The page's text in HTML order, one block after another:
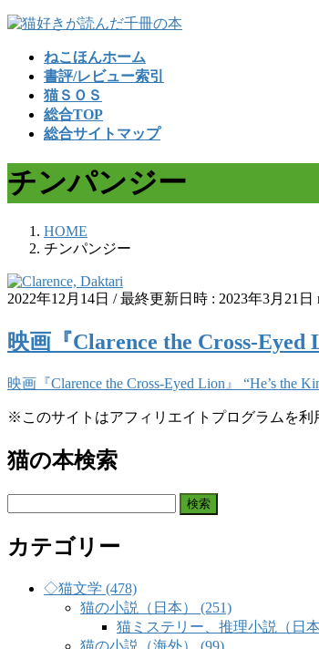
コ
ッ
プ
ナ
移
動
ねこほんホーム
書評/レビュー索引
猫ＳＯＳ
総合TOP
総合サイトマップ
チンパンジー
HOME
チンパンジー
2022年12月14日 / 最終更新日時 : 2023年3月21日
映画『Clarence the Cross-
映画『Clarence the Cross-Eyed Lion』 “He’s the
※このサイトはアフィリエイトプログラムを利
猫の本検索
カテゴリー
◇猫文学 (478)
猫の小説（日本） (251)
猫ミステリー、推理小説（日